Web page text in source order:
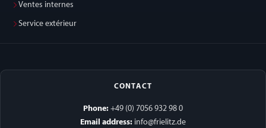
Ventes internes
Service extérieur
CONTACT
Phone: +49 (0) 7056 932 98 0
Email address: info@frielitz.de